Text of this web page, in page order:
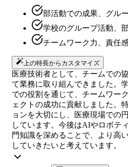
部活動での成果、グル
学校のグループ活動、
チームワーク力、責任
上の特長からカスタマイズ
医療技術者として、チームでの
て業務に取り組んできました。
での役割を通じて、チームワー
ェクトの成功に貢献しました。
ョンを大切にし、医療現場での
しています。今後はAIやロボテ
門知識を深めることで、より高
していきたいと考えています。